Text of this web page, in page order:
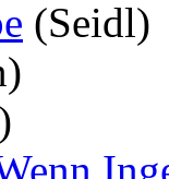
(Seidl)